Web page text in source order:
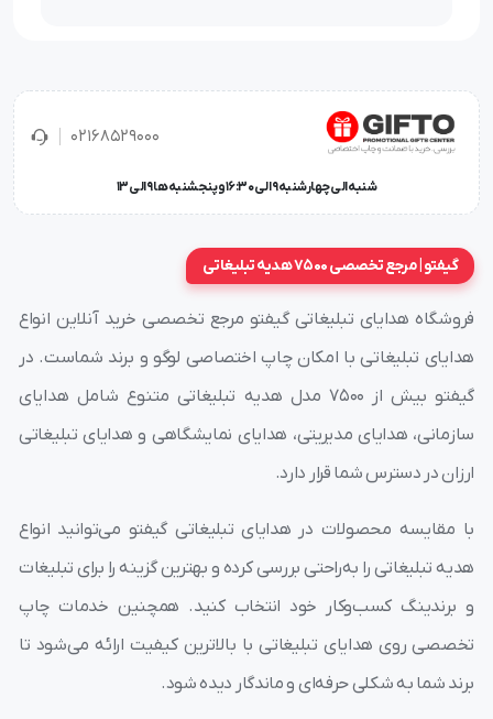
سررسید، فرمت تاریخ، اوراق ضمیمه، حک لوگو روی جلد، چاپ
لوگو در صفحات، لت گلاسه، آستر بدرقه، روبان، سالنامه
اختصاصی و کیفیت و قیمت سررسید یا سالنامه
برای شما عزیزان آماده کرده است.
02168529000
شنبه الی چهارشنبه 9 الی 16:30 و پنجشنبه ها 9 الی 13
گیفتو | مرجع تخصصی 7500 هدیه تبلیغاتی
فروشگاه هدایای تبلیغاتی گیفتو مرجع تخصصی خرید آنلاین انواع
هدایای تبلیغاتی با امکان چاپ اختصاصی لوگو و برند شماست. در
گیفتو بیش از ۷۵۰۰ مدل هدیه تبلیغاتی متنوع شامل هدایای
سازمانی، هدایای مدیریتی، هدایای نمایشگاهی و هدایای تبلیغاتی
ارزان در دسترس شما قرار دارد.
با مقایسه محصولات در هدایای تبلیغاتی گیفتو می‌توانید انواع
هدیه تبلیغاتی را به‌راحتی بررسی کرده و بهترین گزینه را برای تبلیغات
و برندینگ کسب‌وکار خود انتخاب کنید. همچنین خدمات چاپ
تخصصی روی هدایای تبلیغاتی با بالاترین کیفیت ارائه می‌شود تا
برند شما به شکلی حرفه‌ای و ماندگار دیده شود.